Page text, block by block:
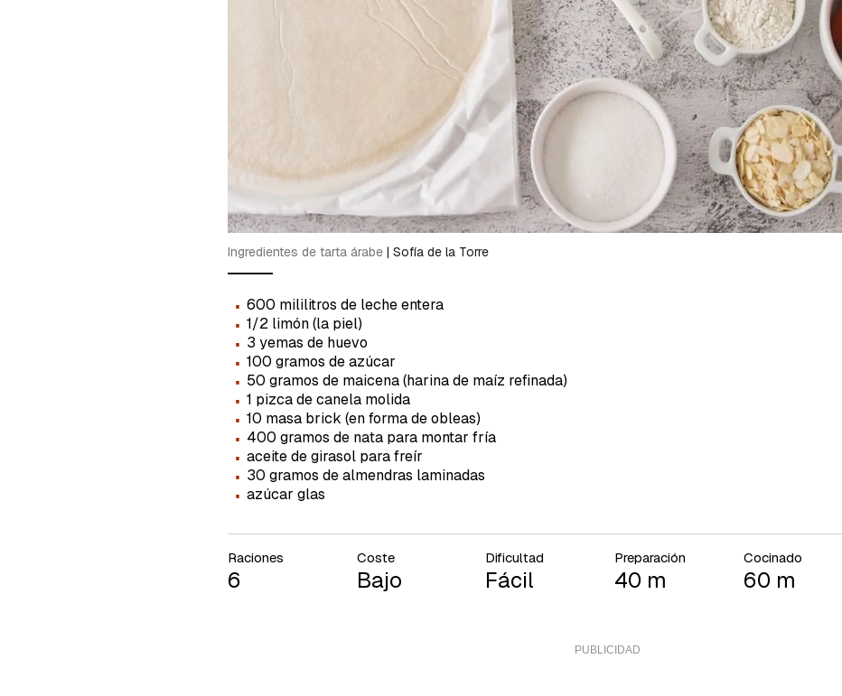
Para poder guardar como favorito, primero has de iniciar sesión con tu
cuenta de Cocinatis.
INICIAR SESIÓN CANCELAR
Ingredientes de tarta árabe | Sofía de la Torre
· 600 mililitros de leche entera
· 1/2 limón (la piel)
· 3 yemas de huevo
· 100 gramos de azúcar
· 50 gramos de maicena (harina de maíz refinada)
· 1 pizca de canela molida
· 10 masa brick (en forma de obleas)
· 400 gramos de nata para montar fría
· aceite de girasol para freír
· 30 gramos de almendras laminadas
· azúcar glas
Raciones
6
Coste
Bajo
Dificultad
Fácil
Preparación
40 m
Cocinado
60 m
Gracias por suscribirte a nuestro boletín.
ACEPTAR